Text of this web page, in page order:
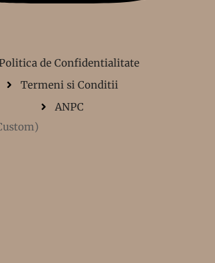
de Confidentialitate
Termeni si Conditii
ANPC